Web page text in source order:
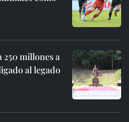
250 millones a
al legado